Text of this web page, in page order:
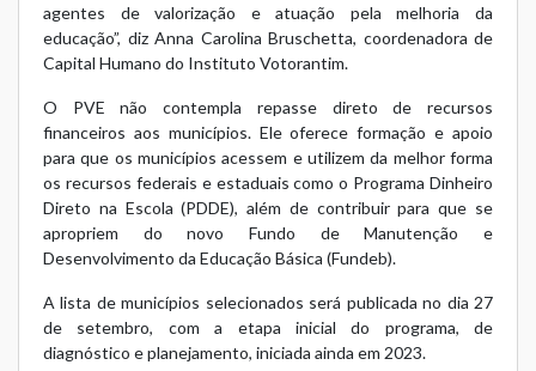
agentes de valorização e atuação pela melhoria da
educação”, diz Anna Carolina Bruschetta, coordenadora de
Capital Humano do Instituto Votorantim.
O PVE não contempla repasse direto de recursos
financeiros aos municípios. Ele oferece formação e apoio
para que os municípios acessem e utilizem da melhor forma
os recursos federais e estaduais como o Programa Dinheiro
Direto na Escola (PDDE), além de contribuir para que se
apropriem do novo Fundo de Manutenção e
Desenvolvimento da Educação Básica (Fundeb).
A lista de municípios selecionados será publicada no dia 27
de setembro, com a etapa inicial do programa, de
diagnóstico e planejamento, iniciada ainda em 2023.